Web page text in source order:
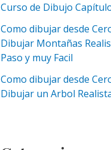
Curso de Dibujo
Como dibujar desde
Dibujar Montañas
Paso y muy Facil
Como dibujar desde
Dibujar un Arbol